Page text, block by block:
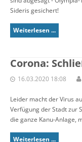
Sideris gesichert!
Weiterlesen ...
Corona:
16.03.2020 18:08
Leider macht der Virus
Verfügung der Stadt zur
die ganze Kanu-Anlage,
Weiterlesen ...